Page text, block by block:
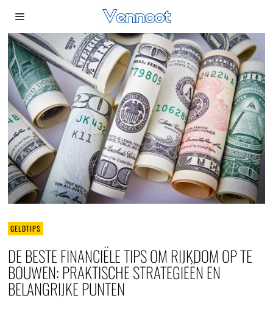
GELDTIPS
DE BESTE FINANCIËLE TIPS OM RIJKDOM OP TE
BOUWEN: PRAKTISCHE STRATEGIEËN EN
BELANGRIJKE PUNTEN